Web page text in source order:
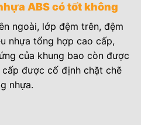
ABS có tốt không
ngoài, lớp đệm trên, đệm
nhựa tổng hợp cao cấp,
của khung bao còn được
được cố định chặt chẽ
nhựa.